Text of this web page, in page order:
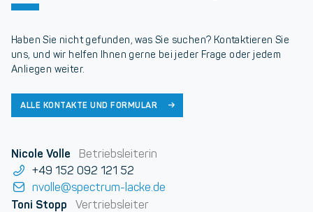
Haben Sie nicht gefunden, was Sie suchen? Kontaktieren Sie
uns, und wir helfen Ihnen gerne bei jeder Frage oder jedem
Anliegen weiter.
ALLE KONTAKTE UND FORMULAR
Nicole Volle
Betriebsleiterin
+49 152 092 121 52
nvolle@spectrum-lacke.de
Toni Stopp
Vertriebsleiter